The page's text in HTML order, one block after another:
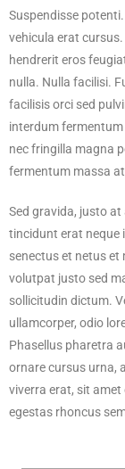
Suspendisse
vehicula erat
hendrerit eros
nulla. Nulla facilisi.
facilisis orci sed
interdum
nec fringilla magna
fermentum massa
Sed gravida, justo
tincidunt erat neque
senectus et netus et
volutpat justo sed
sollicitudin dictum.
ullamcorper, odio
Phasellus pharetra
ornare cursus urna,
viverra erat, sit
egestas rhoncus